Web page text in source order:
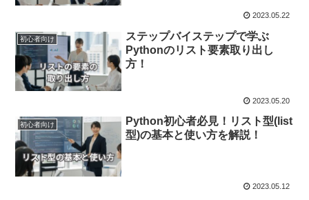
2023.05.22
初心者向け
ステップバイステップで学ぶ
Pythonのリスト要素取り出し
方！
2023.05.20
初心者向け
Python初心者必見！リスト型(list
型)の基本と使い方を解説！
2023.05.12